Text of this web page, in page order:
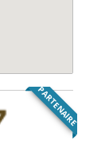
PARTENAIRE